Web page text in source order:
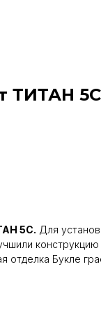
ТИТАН 5С
5С. Для
отделка Букле